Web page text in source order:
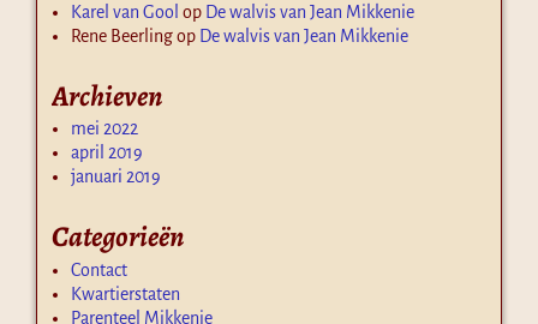
Karel van Gool op De walvis van Jean Mikkenie
Rene Beerlingop De walvis van Jean Mikkenie
Archieven
mei 2022
april 2019
januari 2019
Categorieën
Contact
Kwartierstaten
Parenteel Mikkenie